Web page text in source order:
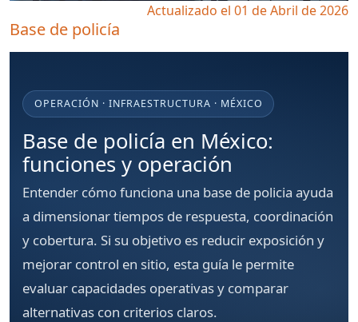
Actualizado el 01 de Abril de 2026
Base de policía
OPERACIÓN · INFRAESTRUCTURA · MÉXICO
Base de policía en México:
funciones y operación
Entender cómo funciona una base de policia ayuda
a dimensionar tiempos de respuesta, coordinación
y cobertura. Si su objetivo es reducir exposición y
mejorar control en sitio, esta guía le permite
evaluar capacidades operativas y comparar
alternativas con criterios claros.